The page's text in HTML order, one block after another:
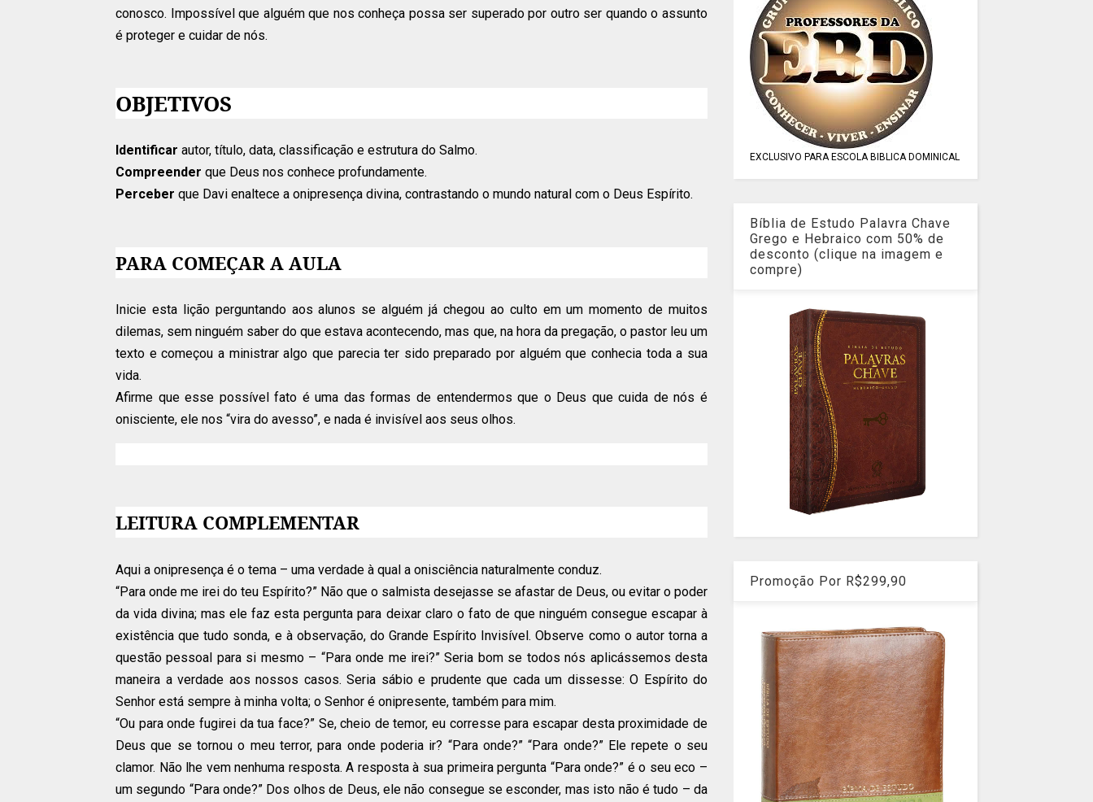
conosco. Impossível que alguém que nos conheça possa ser superado por outro ser quando o assunto
é proteger e cuidar de nós.
OBJETIVOS
Identificar autor, título, data, classificação e estrutura do Salmo.
Compreender que Deus nos conhece profundamente.
Perceber que Davi enaltece a onipresença divina, contrastando o mundo natural com o Deus Espírito.
PARA COMEÇAR A AULA
Inicie esta lição perguntando aos alunos se alguém já chegou ao culto em um momento de muitos
dilemas, sem ninguém saber do que estava acontecendo, mas que, na hora da pregação, o pastor leu um
texto e começou a ministrar algo que parecia ter sido preparado por alguém que conhecia toda a sua
vida.
Afirme que esse possível fato é uma das formas de entendermos que o Deus que cuida de nós é
onisciente, ele nos “vira do avesso”, e nada é invisível aos seus olhos.
LEITURA COMPLEMENTAR
Aqui a onipresença é o tema – uma verdade à qual a onisciência naturalmente conduz.
“Para onde me irei do teu Espírito?” Não que o salmista desejasse se afastar de Deus, ou evitar o poder
da vida divina; mas ele faz esta pergunta para deixar claro o fato de que ninguém consegue escapar à
existência que tudo sonda, e à observação, do Grande Espírito Invisível. Observe como o autor torna a
questão pessoal para si mesmo – “Para onde me irei?” Seria bom se todos nós aplicássemos desta
maneira a verdade aos nossos casos. Seria sábio e prudente que cada um dissesse: O Espírito do
Senhor está sempre à minha volta; o Senhor é onipresente, também para mim.
“Ou para onde fugirei da tua face?” Se, cheio de temor, eu corresse para escapar desta proximidade de
Deus que se tornou o meu terror, para onde poderia ir? “Para onde?” “Para onde?” Ele repete o seu
clamor. Não lhe vem nenhuma resposta. A resposta à sua primeira pergunta “Para onde?” é o seu eco –
um segundo “Para onde?” Dos olhos de Deus, ele não consegue se esconder, mas isto não é tudo – da
EXCLUSIVO PARA ESCOLA BIBLICA DOMINICAL
Bíblia de Estudo Palavra Chave
Grego e Hebraico com 50% de
desconto (clique na imagem e
compre)
Promoção Por R$299,90